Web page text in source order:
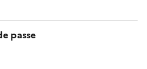
passe